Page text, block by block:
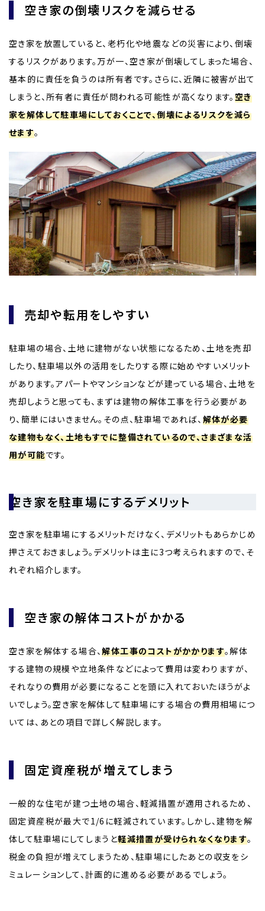
空き家の倒壊リスクを減らせる
空き家を放置していると、老朽化や地震などの災害により、倒壊
するリスクがあります。万が一、空き家が倒壊してしまった場合、
基本的に責任を負うのは所有者です。さらに、近隣に被害が出て
しまうと、所有者に責任が問われる可能性が高くなります。 空き
家を解体して駐車場にしておくことで、倒壊によるリスクを減ら
せます。
売却や転用をしやすい
駐車場の場合、土地に建物がない状態になるため、土地を売却
したり、駐車場以外の活用をしたりする際に始めやすいメリット
があります。アパートやマンションなどが建っている場合、土地を
売却しようと思っても、まずは建物の解体工事を行う必要があ
り、簡単にはいきません。その点、駐車場であれば、 解体が必要
な建物もなく、土地もすでに整備されているので、さまざまな活
用が可能です。
空き家を駐車場にするデメリット
空き家を駐車場にするメリットだけなく、デメリットもあらかじめ
押さえておきましょう。デメリットは主に3つ考えられますので、そ
れぞれ紹介します。
空き家の解体コストがかかる
空き家を解体する場合、解体工事のコストがかかります。解体
する建物の規模や立地条件などによって費用は変わりますが、
それなりの費用が必要になることを頭に入れておいたほうがよ
いでしょう。空き家を解体して駐車場にする場合の費用相場につ
いては、あとの項目で詳しく解説します。
固定資産税が増えてしまう
一般的な住宅が建つ土地の場合、軽減措置が適用されるため、
固定資産税が最大で1/6に軽減されています。しかし、建物を解
体して駐車場にしてしまうと軽減措置が受けられなくなります。
税金の負担が増えてしまうため、駐車場にしたあとの収支をシ
ミュレーションして、計画的に進める必要があるでしょう。